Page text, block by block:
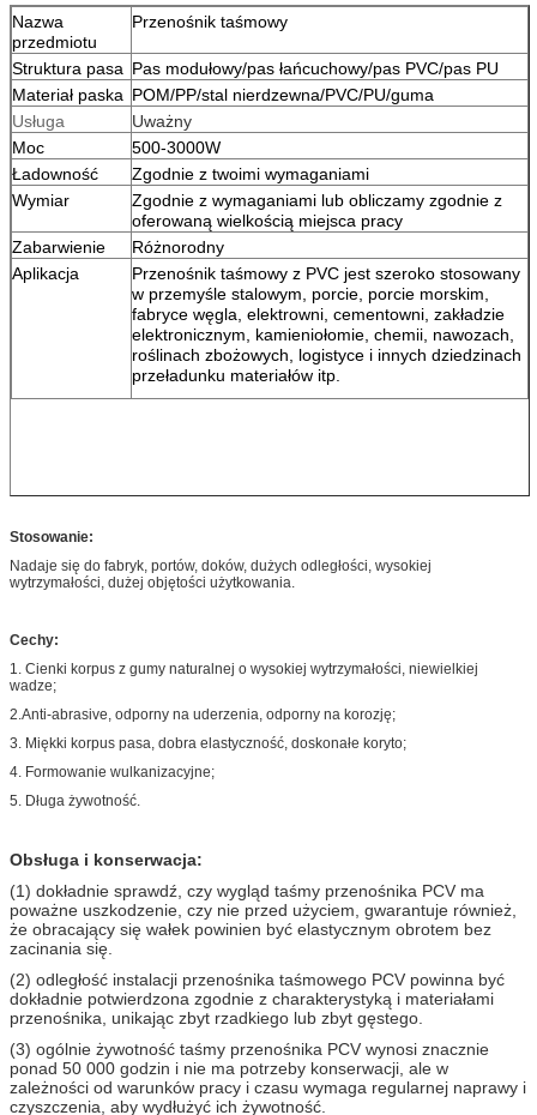
Nazwa
przedmiotu
Przenośnik taśmowy
Struktura pasa Pas modułowy/pas łańcuchowy/pas PVC/pas PU
Materiał paska POM/PP/stal nierdzewna/PVC/PU/guma
Usługa
Uważny
Moc
500-3000W
Ładowność
Zgodnie z twoimi wymaganiami
Wymiar
Zgodnie z wymaganiami lub obliczamy zgodnie z
oferowaną wielkością miejsca pracy
Zabarwienie
Różnorodny
Aplikacja
Przenośnik taśmowy z PVC jest szeroko stosowany
w przemyśle stalowym, porcie, porcie morskim,
fabryce węgla, elektrowni, cementowni, zakładzie
elektronicznym, kamieniołomie, chemii, nawozach,
roślinach zbożowych, logistyce i innych dziedzinach
przeładunku materiałów itp.
Stosowanie:
Nadaje się do fabryk, portów, doków, dużych odległości, wysokiej
wytrzymałości, dużej objętości użytkowania.
Cechy:
1. Cienki korpus z gumy naturalnej o wysokiej wytrzymałości, niewielkiej
wadze;
2.Anti-abrasive, odporny na uderzenia, odporny na korozję;
3. Miękki korpus pasa, dobra elastyczność, doskonałe koryto;
4. Formowanie wulkanizacyjne;
5. Długa żywotność.
Obsługa i konserwacja:
(1) dokładnie sprawdź, czy wygląd taśmy przenośnika PCV ma
poważne uszkodzenie, czy nie przed użyciem, gwarantuje również,
że obracający się wałek powinien być elastycznym obrotem bez
zacinania się.
(2) odległość instalacji przenośnika taśmowego PCV powinna być
dokładnie potwierdzona zgodnie z charakterystyką i materiałami
przenośnika, unikając zbyt rzadkiego lub zbyt gęstego.
(3) ogólnie żywotność taśmy przenośnika PCV wynosi znacznie
ponad 50 000 godzin i nie ma potrzeby konserwacji, ale w
zależności od warunków pracy i czasu wymaga regularnej naprawy i
czyszczenia, aby wydłużyć ich żywotność.